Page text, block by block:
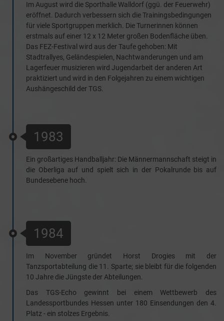
Im August wird die Sporthalle Walldorf (ggü. der Feuerwehr)
eröffnet. Dadurch verbessern sich die Trainingsbedingungen
für viele Sportgruppen merklich. Die Turnerinnen können
erstmals auf einer 12 x 12 Meter großen Bodenfläche üben.
Das FEZ-Festival wird aus der Taufe gehoben: Mit
Stadtrallyes, Geländespielen, Nachtwanderungen und am
Lagerfeuer musizieren wird Jugendarbeit der anderen Art
praktiziert und wird in den Folgejahren zu einem wichtigen
Aushängeschild der TGS.
1983
Ein großartiges Handballjahr: Die Männermannschaft steigt in
die Oberliga auf und spielt sich in der Pokalrunde bis auf
Bundesebene hoch.
1984
Im November gründet Horst Drogies mit der
Tanzsportabteilung die 11. Sparte; sie bleibt für die folgenden
10 Jahre die Jüngste der Abteilungen.
Das TGS-Echo gewinnt bei einem Wettbewerb des
Landessportbundes Hessen unter 180 Einsendungen den 4.
Platz - ein stolzes Ergebnis.